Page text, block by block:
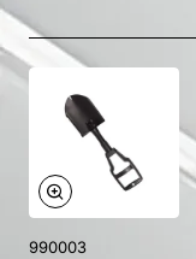
990003